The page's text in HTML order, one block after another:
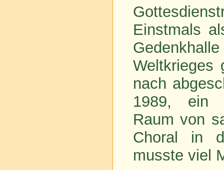
Einstmals
Weltkrieges
nach
1989, ein
Raum von
Choral in
musste viel